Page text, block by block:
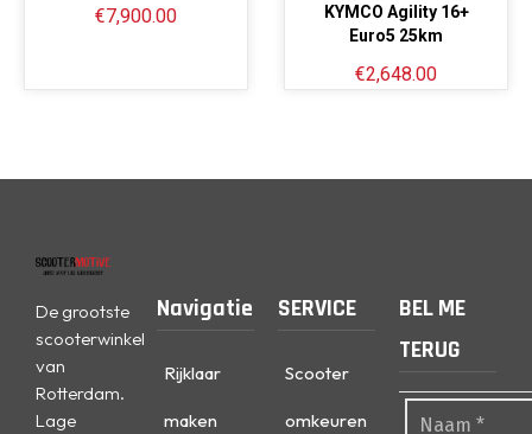
€7,900.00
KYMCO Agility 16+
Euro5 25km
€2,648.00
De grootste
scooterwinkel
van
Rotterdam.
Lage
Navigatie
Rijklaar
maken
SERVICE
Scooter
omkeuren
BEL ME
TERUG